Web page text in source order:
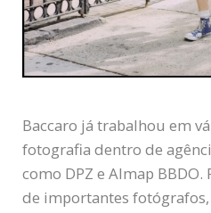
Baccaro já trabalhou em
fotografia dentro de
como DPZ e Almap BBDO.
de importantes